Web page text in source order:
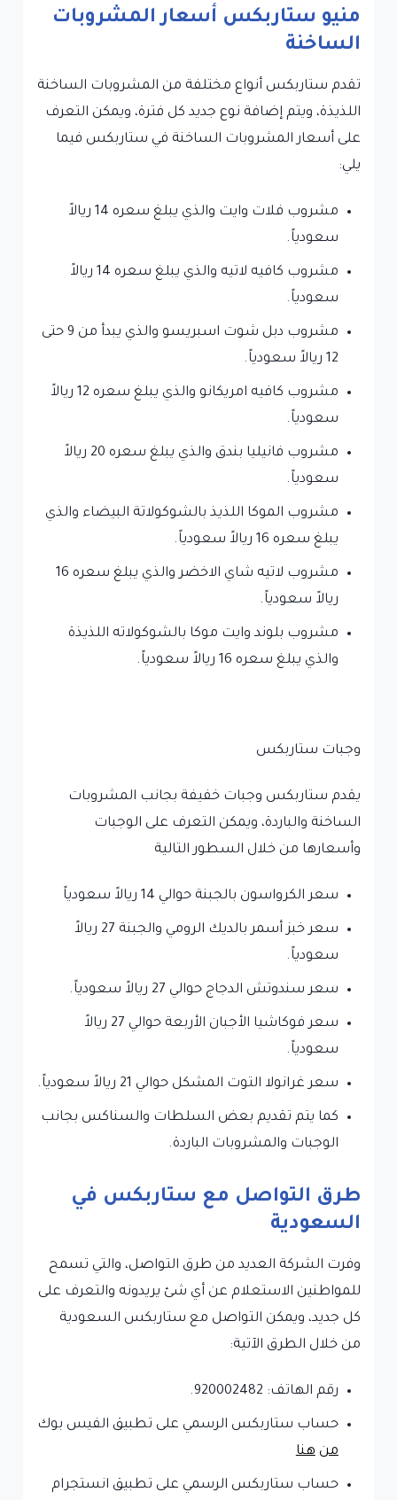
منيو ستاربكس أسعار المشروبات
الساخنة
تقدم ستاربكس أنواع مختلفة من المشروبات الساخنة
اللذيذة، ويتم إضافة نوع جديد كل فترة، ويمكن التعرف
على أسعار المشروبات الساخنة في ستاربكس فيما
يلي:
مشروب فلات وايت والذي يبلغ سعره 14 ريالاً
سعودياً.
مشروب كافيه لاتيه والذي يبلغ سعره 14 ريالاً
سعودياً.
مشروب دبل شوت اسبريسو والذي يبدأ من 9 حتى
12 ريالاً سعودياً.
مشروب كافيه امريكانو والذي يبلغ سعره 12 ريالاً
سعودياً.
مشروب فانيليا بندق والذي يبلغ سعره 20 ريالاً
سعودياً.
مشروب الموكا اللذيذ بالشوكولاتة البيضاء والذي
يبلغ سعره 16 ريالاً سعودياً.
مشروب لاتيه شاي الاخضر والذي يبلغ سعره 16
ريالاً سعودياً.
مشروب بلوند وايت موكا بالشوكولاته اللذيذة
والذي يبلغ سعره 16 ريالاً سعودياً.
وجبات ستاربكس
يقدم ستاربكس وجبات خفيفة بجانب المشروبات
الساخنة والباردة، ويمكن التعرف على الوجبات
وأسعارها من خلال السطور التالية
سعر الكرواسون بالجبنة حوالي 14 ريالاً سعودياً
سعر خبز أسمر بالديك الرومي والجبنة 27 ريالاً
سعودياً.
سعر سندوتش الدجاج حوالي 27 ريالاً سعودياً.
سعر فوكاشيا الأجبان الأربعة حوالي 27 ريالاً
سعودياً.
سعر غرانولا التوت المشكل حوالي 21 ريالاً سعودياً.
كما يتم تقديم بعض السلطات والسناكس بجانب
الوجبات والمشروبات الباردة.
طرق التواصل مع ستاربكس في
السعودية
وفرت الشركة العديد من طرق التواصل، والتي تسمح
للمواطنين الاستعلام عن أي شئ يريدونه والتعرف على
كل جديد، ويمكن التواصل مع ستاربكس السعودية
من خلال الطرق الآتية:
رقم الهاتف: 920002482.
حساب ستاربكس الرسمي على تطبيق الفيس بوك
من هنا
حساب ستاربكس الرسمي على تطبيق انستجرام